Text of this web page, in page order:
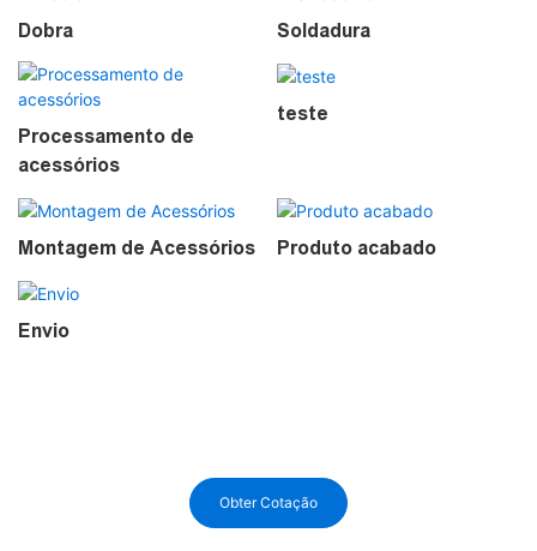
Dobra Soldadura
Processamento de
acessórios
teste
Montagem de Acessórios Produto acabado
Envio
Obter Cotação